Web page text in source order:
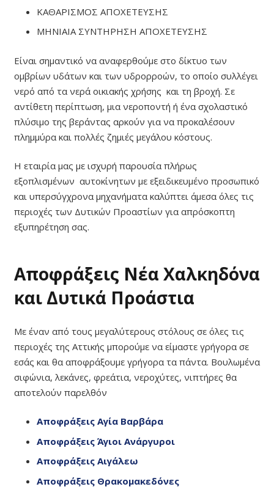
ΚΑΘΑΡΙΣΜΟΣ ΑΠΟΧΕΤΕΥΣΗΣ
ΜΗΝΙΑΙΑ ΣΥΝΤΗΡΗΣΗ ΑΠΟΧΕΤΕΥΣΗΣ
Είναι σημαντικό να αναφερθούμε στο δίκτυο των
ομβρίων υδάτων και των υδρορροών, το οποίο συλλέγει
νερό από τα νερά οικιακής χρήσης και τη βροχή. Σε
αντίθετη περίπτωση, μια νεροποντή ή ένα σχολαστικό
πλύσιμο της βεράντας αρκούν για να προκαλέσουν
πλημμύρα και πολλές ζημιές μεγάλου κόστους.
Η εταιρία μας με ισχυρή παρουσία πλήρως
εξοπλισμένων αυτοκίνητων με εξειδικευμένο προσωπικό
και υπερσύγχρονα μηχανήματα καλύπτει άμεσα όλες τις
περιοχές των Δυτικών Προαστίων για απρόσκοπτη
εξυπηρέτηση σας.
Αποφράξεις Νέα Χαλκηδόνα
και Δυτικά Προάστια
Με έναν από τους μεγαλύτερους στόλους σε όλες τις
περιοχές της Αττικής μπορούμε να είμαστε γρήγορα σε
εσάς και θα αποφράξουμε γρήγορα τα πάντα. Βουλωμένα
σιφώνια, λεκάνες, φρεάτια, νεροχύτες, νιπτήρες θα
αποτελούν παρελθόν
Αποφράξεις Αγία Βαρβάρα
Αποφράξεις Άγιοι Ανάργυροι
Αποφράξεις Αιγάλεω
Αποφράξεις Θρακομακεδόνες